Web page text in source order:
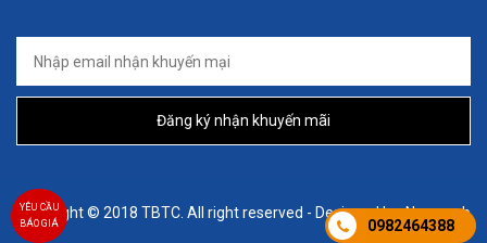
Đăng ký nhận khuyến mãi
Copyright © 2018 TBTC. All right reserved - Designed by:Nanoweb
YÊU CẦU
BÁO GIÁ
0982464388